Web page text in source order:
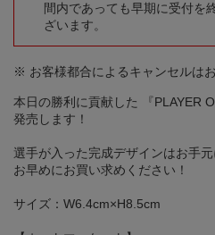
間内であっても早期に受付を
ざいます。
※ お客様都合によるキャンセルは
本日の勝利に貢献した 『PLAYER
発売します！
選手が入った完成デザインはお手
お早めにお買い求めください！
サイズ：W6.4cm×H8.5cm